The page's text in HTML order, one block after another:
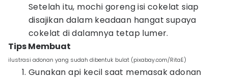
Setelah itu, mochi goreng isi cokelat siap
disajikan dalam keadaan hangat supaya
cokelat di dalamnya tetap lumer.
Tips Membuat
ilustrasi adonan yang sudah dibentuk bulat (pixabay.com/RitaE)
Gunakan api kecil saat memasak adonan